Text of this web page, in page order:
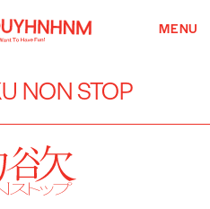
MENU
NON STOP